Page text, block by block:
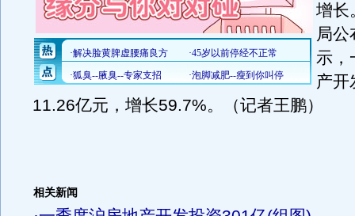
增长
局公
示，
产开
11.26亿元，增长59.7%。（记者王鹏）
相关新闻